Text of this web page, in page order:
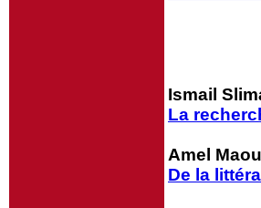
Ismail
La
Amel
De la